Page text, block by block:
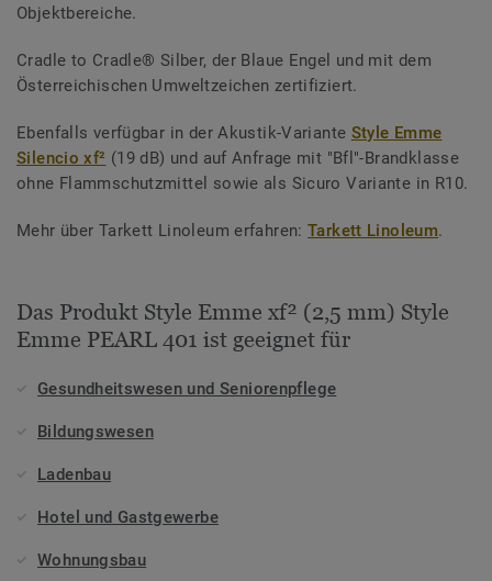
Objektbereiche.
Cradle to Cradle® Silber, der Blaue Engel und mit dem
Österreichischen Umweltzeichen zertifiziert.
Ebenfalls verfügbar in der Akustik-Variante Style Emme
Silencio xf² (19 dB) und auf Anfrage mit "Bfl"-Brandklasse
ohne Flammschutzmittel sowie als Sicuro Variante in R10.
Mehr über Tarkett Linoleum erfahren:Tarkett Linoleum.
Das Produkt Style Emme xf² (2,5 mm) Style
Emme PEARL 401 ist geeignet für
Gesundheitswesen und Seniorenpflege
Bildungswesen
Ladenbau
Hotel und Gastgewerbe
Wohnungsbau